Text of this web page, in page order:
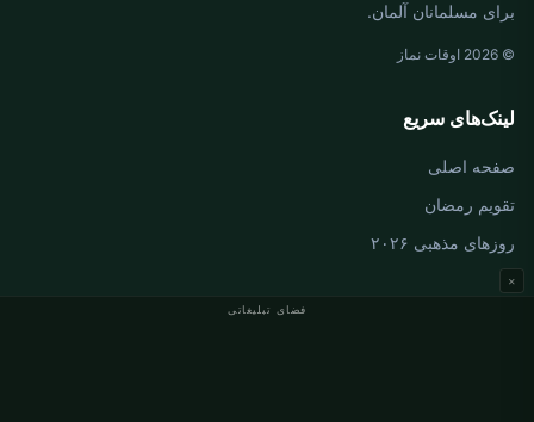
فضای تبلیغاتی
×
برای مسلمانان آلمان.
© 2026 اوقات نماز
لینک‌های سریع
صفحه اصلی
تقویم رمضان
روزهای مذهبی ۲۰۲۶